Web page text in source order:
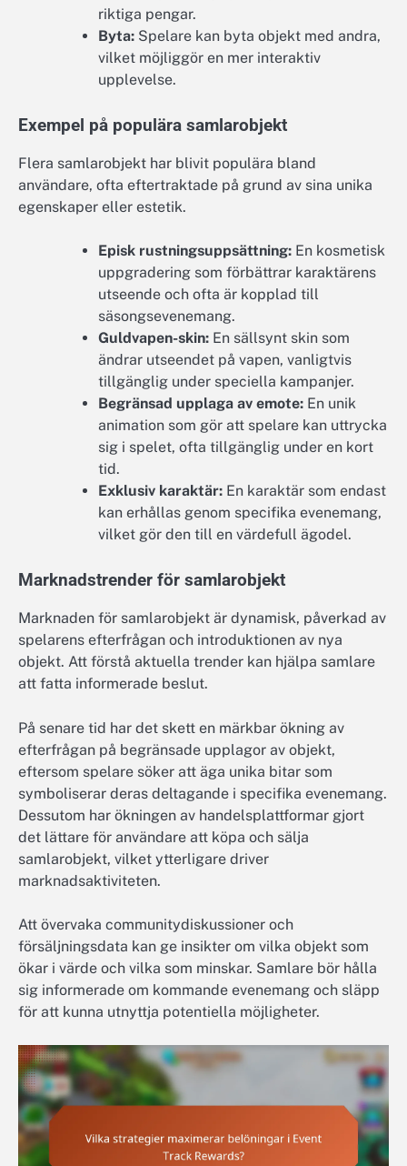
riktiga pengar.
Byta: Spelare kan byta objekt med andra,
vilket möjliggör en mer interaktiv
upplevelse.
Exempel på populära samlarobjekt
Flera samlarobjekt har blivit populära bland
användare, ofta eftertraktade på grund av sina unika
egenskaper eller estetik.
Episk rustningsuppsättning: En kosmetisk
uppgradering som förbättrar karaktärens
utseende och ofta är kopplad till
säsongsevenemang.
Guldvapen-skin: En sällsynt skin som
ändrar utseendet på vapen, vanligtvis
tillgänglig under speciella kampanjer.
Begränsad upplaga av emote: En unik
animation som gör att spelare kan uttrycka
sig i spelet, ofta tillgänglig under en kort
tid.
Exklusiv karaktär: En karaktär som endast
kan erhållas genom specifika evenemang,
vilket gör den till en värdefull ägodel.
Marknadstrender för samlarobjekt
Marknaden för samlarobjekt är dynamisk, påverkad av
spelarens efterfrågan och introduktionen av nya
objekt. Att förstå aktuella trender kan hjälpa samlare
att fatta informerade beslut.
På senare tid har det skett en märkbar ökning av
efterfrågan på begränsade upplagor av objekt,
eftersom spelare söker att äga unika bitar som
symboliserar deras deltagande i specifika evenemang.
Dessutom har ökningen av handelsplattformar gjort
det lättare för användare att köpa och sälja
samlarobjekt, vilket ytterligare driver
marknadsaktiviteten.
Att övervaka communitydiskussioner och
försäljningsdata kan ge insikter om vilka objekt som
ökar i värde och vilka som minskar. Samlare bör hålla
sig informerade om kommande evenemang och släpp
för att kunna utnyttja potentiella möjligheter.